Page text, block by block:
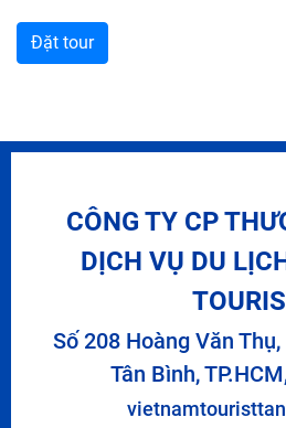
CÔNG TY CP
DỊCH VỤ DU
Số 208 Hoàng Văn
Tân Bình,